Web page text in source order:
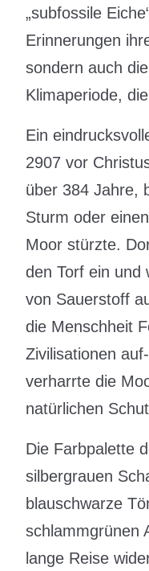
„subfossile
Erinnerungen
sondern auch
Klimaperiode,
Ein
2907 vor
über 384 Jahre,
Sturm oder
Moor stürzte.
den Torf ein und
von Sauerstoff
die Menschheit
Zivilisationen
verharrte die
natürlichen
Die Farbpalette
silbergrauen
blauschwarze
schlammgrünen
lange Reise